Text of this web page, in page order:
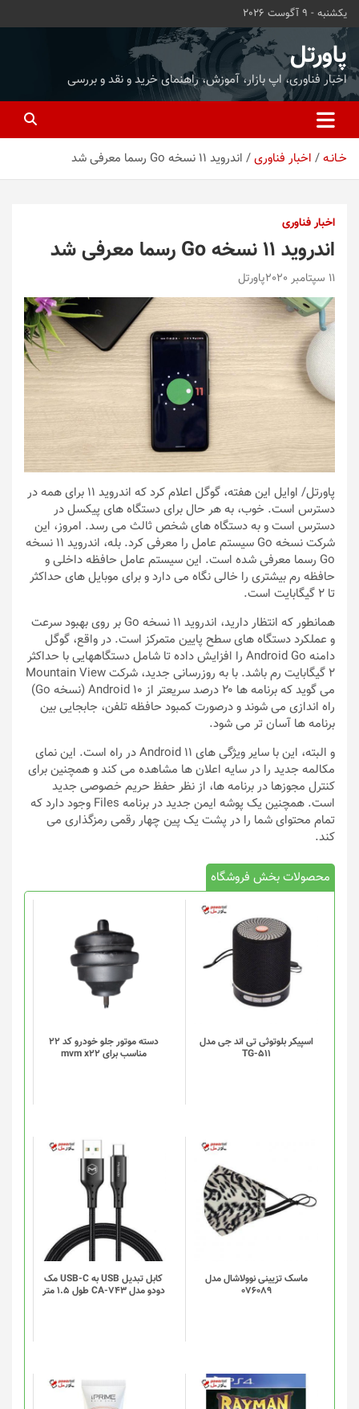
محتوا
بروید
یکشنبه - 9 آگوست 2026
پاورتل
اخبار فناوری، اپ بازار، آموزش، راهنمای خرید و نقد و بررسی
خـانـه اخبار فناوری اندروید ۱۱ نسخه Go رسما معرفی شد
اخبار فناوری
اندروید ۱۱ نسخه Go رسما معرفی شد
11 سپتامبر 2020 پاورتل
پاورتل
/ اوایل این هفته، گوگل اعلام کرد که اندروید ۱۱ برای همه در
دسترس است. خوب، به هر حال برای دستگاه های پیکسل در
دسترس است و به دستگاه های شخص ثالث می رسد. امروز، این
شرکت نسخه Go سیستم عامل را معرفی کرد. بله، اندروید ۱۱ نسخه
Go رسما معرفی شده است. این سیستم عامل حافظه داخلی و
حافظه رم بیشتری را خالی نگاه می دارد و برای موبایل های حداکثر
تا ۲ گیگابایت است.
همانطور که انتظار دارید، اندروید ۱۱ نسخه Go بر روی بهبود سرعت
و عملکرد دستگاه های سطح پایین متمرکز است. در واقع، گوگل
دامنه Android Go را افزایش داده تا شامل دستگاههایی با حداکثر
۲ گیگابایت رم باشد. با به روزرسانی جدید، شرکت Mountain View
می گوید که برنامه ها ۲۰ درصد سریعتر از Android 10 (نسخه Go)
راه اندازی می شوند و درصورت کمبود حافظه تلفن، جابجایی بین
برنامه ها آسان تر می شود.
و البته، این با سایر ویژگی های Android 11 در راه است. این نمای
مکالمه جدید را در سایه اعلان ها مشاهده می کند و همچنین برای
کنترل مجوزها در برنامه ها، از نظر حفظ حریم خصوصی جدید
است. همچنین یک پوشه ایمن جدید در برنامه Files وجود دارد که
تمام محتوای شما را در پشت یک پین چهار رقمی رمزگذاری می
کند.
محصولات بخش فروشگاه
اسپیکر بلوتوثی تی اند جی مدل
TG-511
دسته موتور جلو خودرو کد 22
مناسب برای mvm x22
ماسک تزیینی نوولاشال مدل
076089
کابل تبدیل USB به USB-C مک
دودو مدل CA-743 طول 1.5 متر